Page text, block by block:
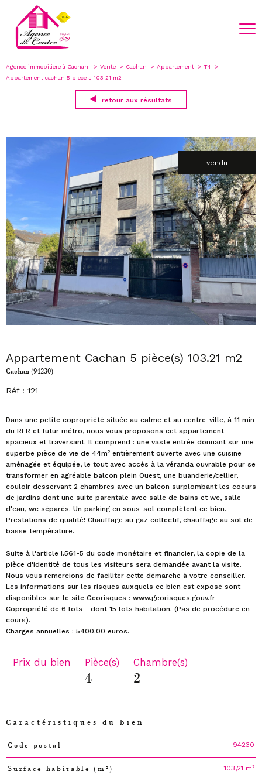
Agence immobiliere à Cachan Vente Cachan Appartement
T4
Appartement cachan 5 piece s 103 21 m2
retour aux résultats
vendu
Appartement Cachan 5 pièce(s) 103.21 m2
Cachan (94230)
Réf : 121
Dans une petite copropriété située au calme et au centre-ville, à 11 min
du RER et futur métro, nous vous proposons cet appartement
spacieux et traversant. Il comprend : une vaste entrée donnant sur une
superbe pièce de vie de 44m² entièrement ouverte avec une cuisine
aménagée et équipée, le tout avec accès à la véranda ouvrable pour se
transformer en agréable balcon plein Ouest, une buanderie/cellier,
couloir desservant 2 chambres avec un balcon surplombant les coeurs
de jardins dont une suite parentale avec salle de bains et wc, salle
d'eau, wc séparés. Un parking en sous-sol complètent ce bien.
Prestations de qualité! Chauffage au gaz collectif, chauffage au sol de
basse température.
Suite à l'article I.561-5 du code monétaire et financier, la copie de la
pièce d'identité de tous les visiteurs sera demandée avant la visite.
Nous vous remercions de faciliter cette démarche à votre conseiller.
Les informations sur les risques auxquels ce bien est exposé sont
disponibles sur le site Georisques : www.georisques.gouv.fr
Copropriété de 6 lots - dont 15 lots habitation. (Pas de procédure en
cours).
Prix du bien Pièce(s)
4
Chambre(s)
2
Caractéristiques du bien
Caractéristiques
Code postal 94230
Surface habitable (m²) 103,21 m²